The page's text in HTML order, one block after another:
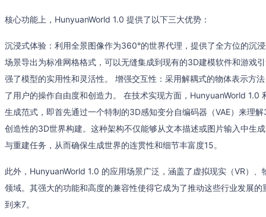
核心功能上，HunyuanWorld 1.0 提供了以下三大优势：
沉浸式体验：利用全景图像作为360°的世界代理，提供了全方位的沉
场景导出为标准网格格式，可以无缝集成到现有的3D建模软件和游戏
强了模型的实用性和灵活性。 增强交互性：采用解耦式的物体表示方
了用户的操作自由度和创造力。 在技术实现方面，HunyuanWorld 1.0
生成范式，即首先通过一个特制的3D感知变分自编码器（VAE）来理
创造性的3D世界构建。这种架构不仅能够从文本描述或图片输入中生
与重建任务，从而确保生成世界的连贯性和细节丰富度15。
此外，HunyuanWorld 1.0 的应用场景广泛，涵盖了虚拟现实（VR）
领域。其强大的功能和高度的兼容性使得它成为了推动这些行业发展
到来7。